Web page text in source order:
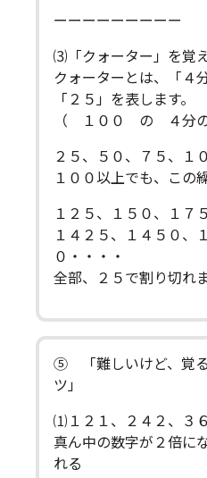
ーーーーーーーーー
⑶「クォーター」を覚
クォーターとは、「４
「２５」を表します。
（ １００ の ４分
２５、５０、７５、１
１００以上でも、この
１２５、１５０、１７
１４２５、１４５０、
０・・・・
全部、２５で割り切れま
⑤ 「難しいけど、覚
ツ」
⑴１２１、２４２、３
真ん中の数字が２倍に
れる